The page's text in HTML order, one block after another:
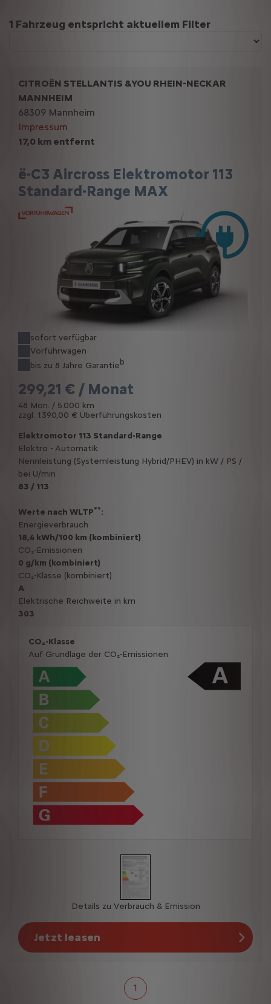
Suchergebnisse
1 Fahrzeug entspricht aktuellem Filter
17,0 km entfernt
ë-C3 Aircross Elektromotor 113
Standard-Range MAX
sofort verfügbar
Vorführwagen
bis zu 8 Jahre Garantieb
299,21 € / Monat
48 Mon. / 5.000 km
zzgl. 1.390,00 € Überführungskosten
CITROËN STELLANTIS &YOU RHEIN-NECKAR
MANNHEIM
68309 Mannheim
Impressum
Elektromotor 113 Standard-Range
Elektro - Automatik
Nennleistung (Systemleistung Hybrid/PHEV) in kW / PS /
bei U/min
83 / 113
Werte nach WLTP**:
Energieverbrauch
18,4 kWh/100 km (kombiniert)
CO₂-Emissionen
0 g/km (kombiniert)
CO₂-Klasse (kombiniert)
A
Elektrische Reichweite in km
303
CO₂-Klasse
Auf Grundlage der CO₂-Emissionen
Details zu Verbrauch & Emission
Jetzt leasen
1